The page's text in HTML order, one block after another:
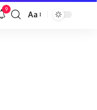
9
Veličina
Aa